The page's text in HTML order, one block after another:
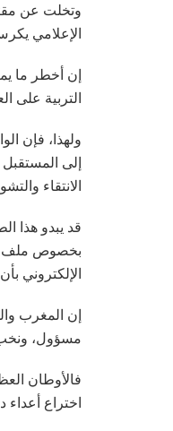
وتخلت عن
الإعلامي
إن أخطر ما
التربية على
ولهذا، فإن
إلى المستقبل
الانتقاء
قد يبدو هذا
بخصوص ملف
الإلكتروني
إن المغرب
مسؤول،
فالأوطان
اختراع